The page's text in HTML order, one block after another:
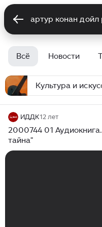
Всё Новости
Культура и
ИДДК12 лет
2000744 01
тайна"